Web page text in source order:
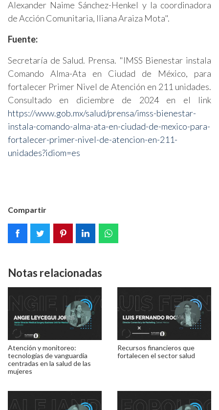
Alexander Naime Sánchez-Henkel y la coordinadora
de Acción Comunitaria, Iliana Araiza Mota".
Fuente:
Secretaría de Salud. Prensa. "IMSS Bienestar instala
Comando Alma-Ata en Ciudad de México, para
fortalecer Primer Nivel de Atención en 211 unidades.
Consultado en diciembre de 2024 en el link
https://www.gob.mx/salud/prensa/imss-bienestar-
instala-comando-alma-ata-en-ciudad-de-mexico-para-
fortalecer-primer-nivel-de-atencion-en-211-
unidades?idiom=es
Compartir
Notas relacionadas
Atención y monitoreo:
tecnologías de vanguardia
centradas en la salud de las
mujeres
Recursos financieros que
fortalecen el sector salud